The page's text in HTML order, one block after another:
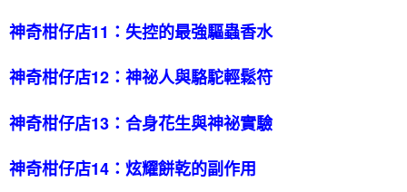
神奇柑仔店11：失控的最強驅蟲香水
神奇柑仔店12：神祕人與駱駝輕鬆符
神奇柑仔店13：合身花生與神祕實驗
神奇柑仔店14：炫耀餅乾的副作用